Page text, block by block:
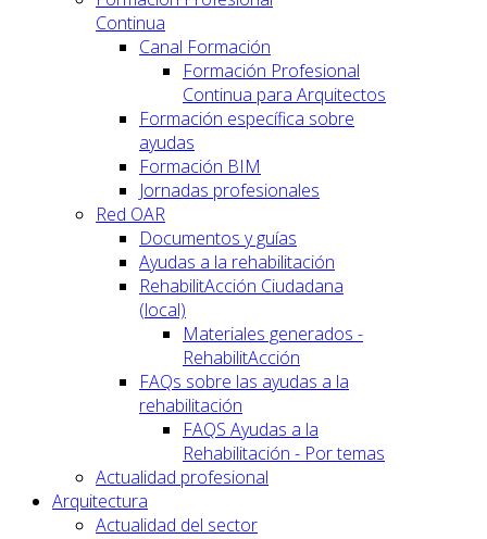
Continua
Canal Formación
Formación Profesional
Continua para Arquitectos
Formación específica sobre
ayudas
Formación BIM
Jornadas profesionales
Red OAR
Documentos y guías
Ayudas a la rehabilitación
RehabilitAcción Ciudadana
(local)
Materiales generados -
RehabilitAcción
FAQs sobre las ayudas a la
rehabilitación
FAQS Ayudas a la
Rehabilitación - Por temas
Actualidad profesional
Arquitectura
Actualidad del sector